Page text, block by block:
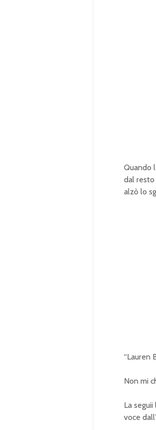
Quando
dal resto
alzò lo
“Lauren
Non mi
La
voce